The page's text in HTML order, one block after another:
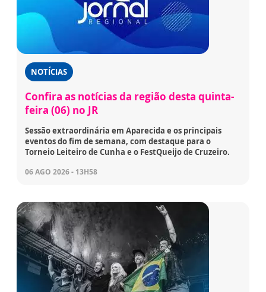
NOTÍCIAS
Confira as notícias da região desta quinta-
feira (06) no JR
Sessão extraordinária em Aparecida e os principais
eventos do fim de semana, com destaque para o
Torneio Leiteiro de Cunha e o FestQueijo de Cruzeiro.
06 AGO 2026 - 13H58